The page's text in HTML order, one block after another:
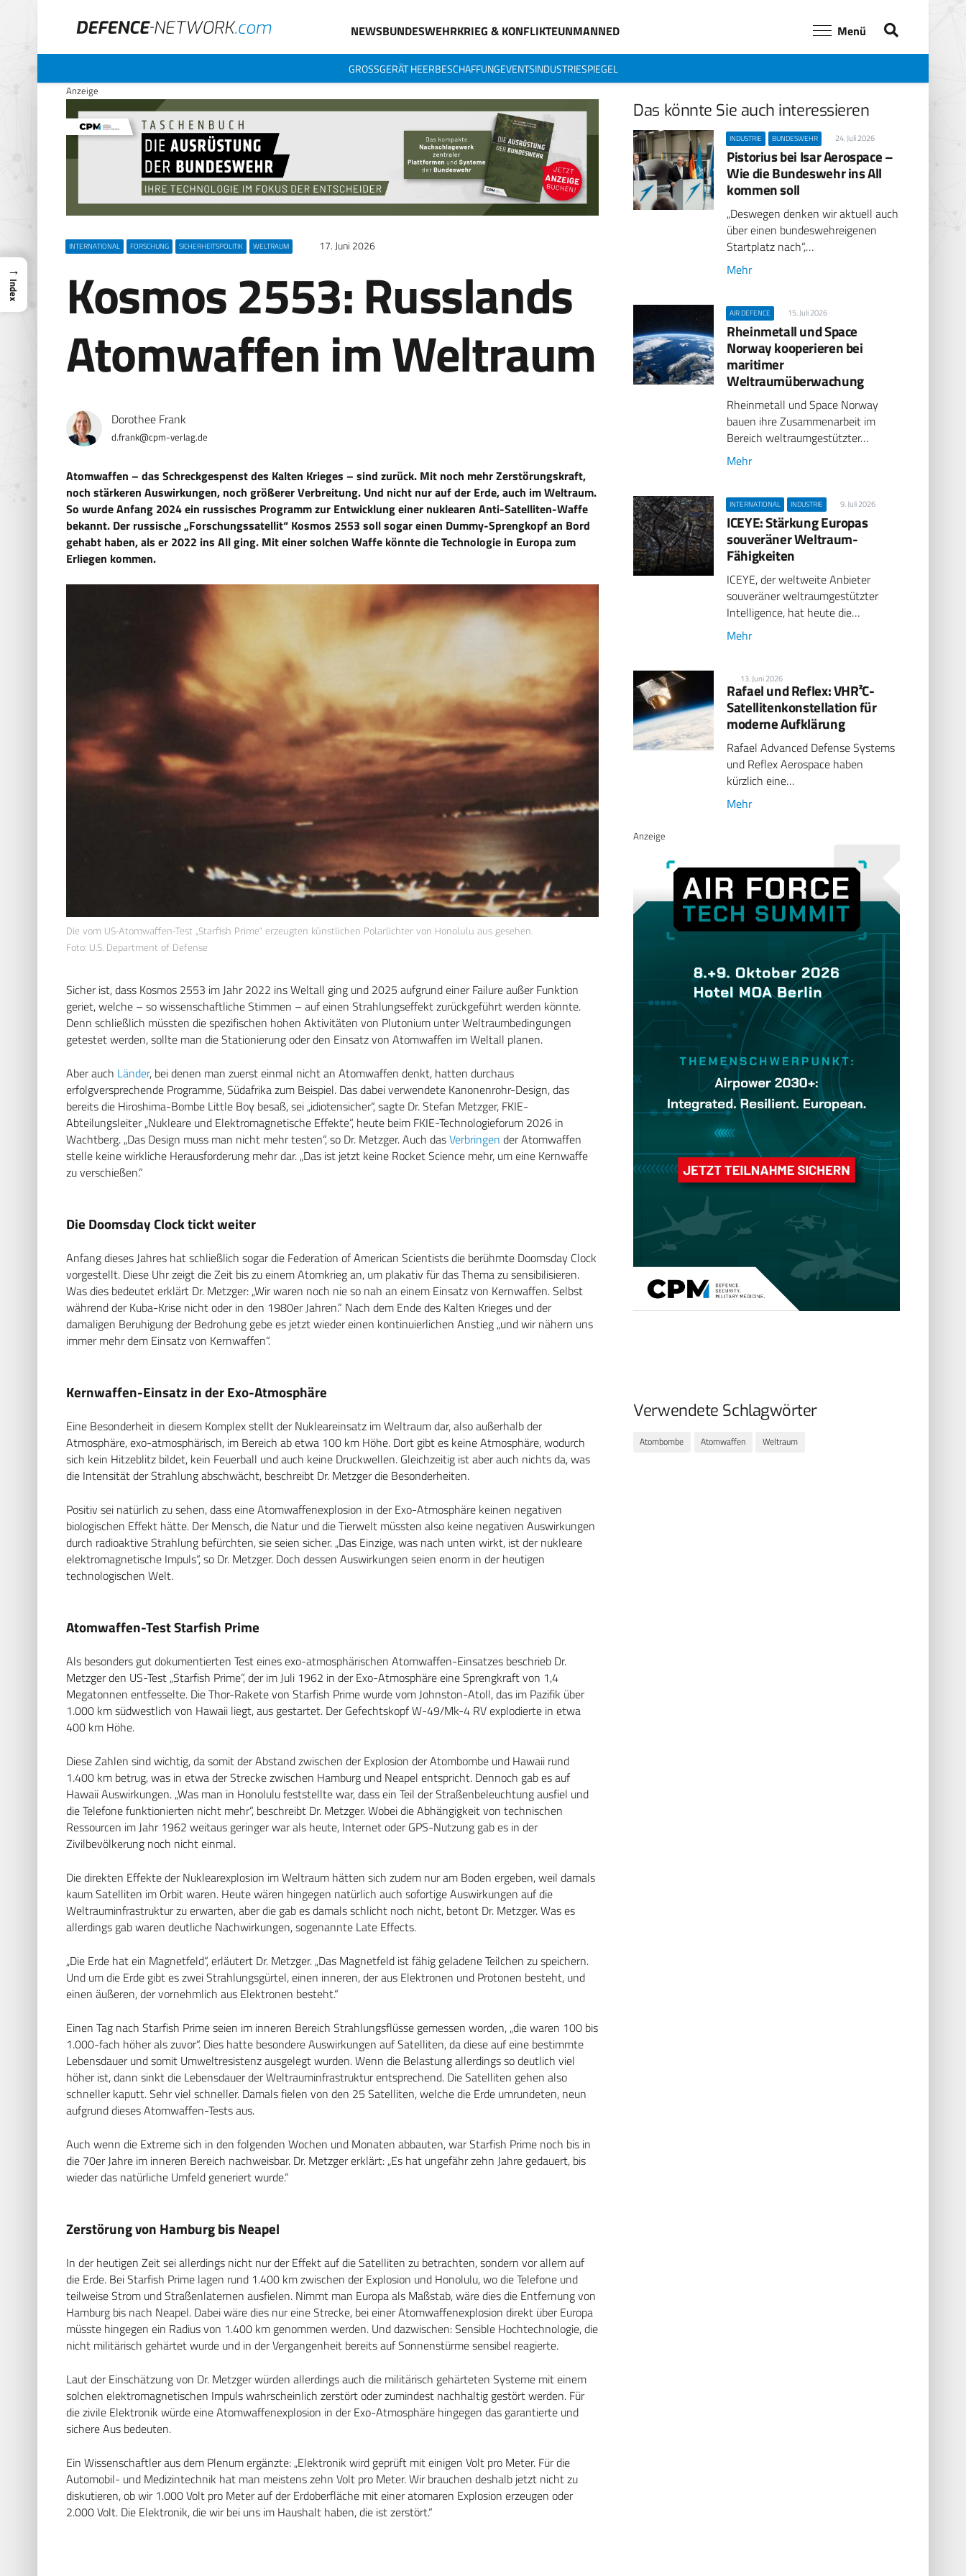
NEWSBUNDESWEHRKRIEG & KONFLIKTEUNMANNED Menü
GROSSGERÄT HEERBESCHAFFUNGEVENTSINDUSTRIESPIEGEL
Anzeige
INTERNATIONAL FORSCHUNG SICHERHEITSPOLITIK WELTRAUM 17. Juni 2026
Kosmos 2553: Russlands
Atomwaffen im Weltraum
Dorothee Frank
d.frank@cpm-verlag.de
Atomwaffen – das Schreckgespenst des Kalten Krieges – sind zurück. Mit noch mehr Zerstörungskraft,
noch stärkeren Auswirkungen, noch größerer Verbreitung. Und nicht nur auf der Erde, auch im Weltraum.
So wurde Anfang 2024 ein russisches Programm zur Entwicklung einer nuklearen Anti-Satelliten-Waffe
bekannt. Der russische „Forschungssatellit“ Kosmos 2553 soll sogar einen Dummy-Sprengkopf an Bord
gehabt haben, als er 2022 ins All ging. Mit einer solchen Waffe könnte die Technologie in Europa zum
Erliegen kommen.
Die vom US-Atomwaffen-Test „Starfish Prime“ erzeugten künstlichen Polarlichter von Honolulu aus gesehen.
Foto: U.S. Department of Defense
Sicher ist, dass Kosmos 2553 im Jahr 2022 ins Weltall ging und 2025 aufgrund einer Failure außer Funktion
geriet, welche – so wissenschaftliche Stimmen – auf einen Strahlungseffekt zurückgeführt werden könnte.
Denn schließlich müssten die spezifischen hohen Aktivitäten von Plutonium unter Weltraumbedingungen
getestet werden, sollte man die Stationierung oder den Einsatz von Atomwaffen im Weltall planen.
Aber auch Länder, bei denen man zuerst einmal nicht an Atomwaffen denkt, hatten durchaus
erfolgversprechende Programme, Südafrika zum Beispiel. Das dabei verwendete Kanonenrohr-Design, das
bereits die Hiroshima-Bombe Little Boy besaß, sei „idiotensicher“, sagte Dr. Stefan Metzger, FKIE-
Abteilungsleiter „Nukleare und Elektromagnetische Effekte“, heute beim FKIE-Technologieforum 2026 in
Wachtberg. „Das Design muss man nicht mehr testen“, so Dr. Metzger. Auch dasVerbringen der Atomwaffen
stelle keine wirkliche Herausforderung mehr dar. „Das ist jetzt keine Rocket Science mehr, um eine Kernwaffe
zu verschießen.“
Die Doomsday Clock tickt weiter
Anfang dieses Jahres hat schließlich sogar die Federation of American Scientists die berühmte Doomsday Clock
vorgestellt. Diese Uhr zeigt die Zeit bis zu einem Atomkrieg an, um plakativ für das Thema zu sensibilisieren.
Was dies bedeutet erklärt Dr. Metzger: „Wir waren noch nie so nah an einem Einsatz von Kernwaffen. Selbst
während der Kuba-Krise nicht oder in den 1980er Jahren.“ Nach dem Ende des Kalten Krieges und der
damaligen Beruhigung der Bedrohung gebe es jetzt wieder einen kontinuierlichen Anstieg „und wir nähern uns
immer mehr dem Einsatz von Kernwaffen“.
Kernwaffen-Einsatz in der Exo-Atmosphäre
Eine Besonderheit in diesem Komplex stellt der Nukleareinsatz im Weltraum dar, also außerhalb der
Atmosphäre, exo-atmosphärisch, im Bereich ab etwa 100 km Höhe. Dort gibt es keine Atmosphäre, wodurch
sich kein Hitzeblitz bildet, kein Feuerball und auch keine Druckwellen. Gleichzeitig ist aber auch nichts da, was
die Intensität der Strahlung abschwächt, beschreibt Dr. Metzger die Besonderheiten.
Positiv sei natürlich zu sehen, dass eine Atomwaffenexplosion in der Exo-Atmosphäre keinen negativen
biologischen Effekt hätte. Der Mensch, die Natur und die Tierwelt müssten also keine negativen Auswirkungen
durch radioaktive Strahlung befürchten, sie seien sicher. „Das Einzige, was nach unten wirkt, ist der nukleare
elektromagnetische Impuls“, so Dr. Metzger. Doch dessen Auswirkungen seien enorm in der heutigen
technologischen Welt.
Atomwaffen-Test Starfish Prime
Als besonders gut dokumentierten Test eines exo-atmosphärischen Atomwaffen-Einsatzes beschrieb Dr.
Metzger den US-Test „Starfish Prime“, der im Juli 1962 in der Exo-Atmosphäre eine Sprengkraft von 1,4
Megatonnen entfesselte. Die Thor-Rakete von Starfish Prime wurde vom Johnston-Atoll, das im Pazifik über
1.000 km südwestlich von Hawaii liegt, aus gestartet. Der Gefechtskopf W-49/Mk-4 RV explodierte in etwa
400 km Höhe.
Diese Zahlen sind wichtig, da somit der Abstand zwischen der Explosion der Atombombe und Hawaii rund
1.400 km betrug, was in etwa der Strecke zwischen Hamburg und Neapel entspricht. Dennoch gab es auf
Hawaii Auswirkungen. „Was man in Honolulu feststellte war, dass ein Teil der Straßenbeleuchtung ausfiel und
die Telefone funktionierten nicht mehr“, beschreibt Dr. Metzger. Wobei die Abhängigkeit von technischen
Ressourcen im Jahr 1962 weitaus geringer war als heute, Internet oder GPS-Nutzung gab es in der
Zivilbevölkerung noch nicht einmal.
Die direkten Effekte der Nuklearexplosion im Weltraum hätten sich zudem nur am Boden ergeben, weil damals
kaum Satelliten im Orbit waren. Heute wären hingegen natürlich auch sofortige Auswirkungen auf die
Weltrauminfrastruktur zu erwarten, aber die gab es damals schlicht noch nicht, betont Dr. Metzger. Was es
allerdings gab waren deutliche Nachwirkungen, sogenannte Late Effects.
„Die Erde hat ein Magnetfeld“, erläutert Dr. Metzger. „Das Magnetfeld ist fähig geladene Teilchen zu speichern.
Und um die Erde gibt es zwei Strahlungsgürtel, einen inneren, der aus Elektronen und Protonen besteht, und
einen äußeren, der vornehmlich aus Elektronen besteht.“
Einen Tag nach Starfish Prime seien im inneren Bereich Strahlungsflüsse gemessen worden, „die waren 100 bis
1.000-fach höher als zuvor“. Dies hatte besondere Auswirkungen auf Satelliten, da diese auf eine bestimmte
Lebensdauer und somit Umweltresistenz ausgelegt wurden. Wenn die Belastung allerdings so deutlich viel
höher ist, dann sinkt die Lebensdauer der Weltrauminfrastruktur entsprechend. Die Satelliten gehen also
schneller kaputt. Sehr viel schneller. Damals fielen von den 25 Satelliten, welche die Erde umrundeten, neun
aufgrund dieses Atomwaffen-Tests aus.
Auch wenn die Extreme sich in den folgenden Wochen und Monaten abbauten, war Starfish Prime noch bis in
die 70er Jahre im inneren Bereich nachweisbar. Dr. Metzger erklärt: „Es hat ungefähr zehn Jahre gedauert, bis
wieder das natürliche Umfeld generiert wurde.“
Zerstörung von Hamburg bis Neapel
In der heutigen Zeit sei allerdings nicht nur der Effekt auf die Satelliten zu betrachten, sondern vor allem auf
die Erde. Bei Starfish Prime lagen rund 1.400 km zwischen der Explosion und Honolulu, wo die Telefone und
teilweise Strom und Straßenlaternen ausfielen. Nimmt man Europa als Maßstab, wäre dies die Entfernung von
Hamburg bis nach Neapel. Dabei wäre dies nur eine Strecke, bei einer Atomwaffenexplosion direkt über Europa
müsste hingegen ein Radius von 1.400 km genommen werden. Und dazwischen: Sensible Hochtechnologie, die
nicht militärisch gehärtet wurde und in der Vergangenheit bereits auf Sonnenstürme sensibel reagierte.
Laut der Einschätzung von Dr. Metzger würden allerdings auch die militärisch gehärteten Systeme mit einem
solchen elektromagnetischen Impuls wahrscheinlich zerstört oder zumindest nachhaltig gestört werden. Für
die zivile Elektronik würde eine Atomwaffenexplosion in der Exo-Atmosphäre hingegen das garantierte und
sichere Aus bedeuten.
Ein Wissenschaftler aus dem Plenum ergänzte: „Elektronik wird geprüft mit einigen Volt pro Meter. Für die
Automobil- und Medizintechnik hat man meistens zehn Volt pro Meter. Wir brauchen deshalb jetzt nicht zu
diskutieren, ob wir 1.000 Volt pro Meter auf der Erdoberfläche mit einer atomaren Explosion erzeugen oder
2.000 Volt. Die Elektronik, die wir bei uns im Haushalt haben, die ist zerstört.“
Das könnte Sie auch interessieren
INDUSTRIE BUNDESWEHR 24. Juli 2026
Pistorius bei Isar Aerospace –
Wie die Bundeswehr ins All
kommen soll
„Deswegen denken wir aktuell auch
über einen bundeswehreigenen
Startplatz nach“,…
Mehr
AIR DEFENCE 15. Juli 2026
Rheinmetall und Space
Norway kooperieren bei
maritimer
Weltraumüberwachung
Rheinmetall und Space Norway
bauen ihre Zusammenarbeit im
Bereich weltraumgestützter…
Mehr
INTERNATIONAL INDUSTRIE 9. Juli 2026
ICEYE: Stärkung Europas
souveräner Weltraum-
Fähigkeiten
ICEYE, der weltweite Anbieter
souveräner weltraumgestützter
Intelligence, hat heute die…
Mehr
13. Juni 2026
Rafael und Reflex: VHR²C-
Satellitenkonstellation für
moderne Aufklärung
Rafael Advanced Defense Systems
und Reflex Aerospace haben
kürzlich eine…
Mehr
Anzeige
Verwendete Schlagwörter
Atombombe Atomwaffen Weltraum
→
Index